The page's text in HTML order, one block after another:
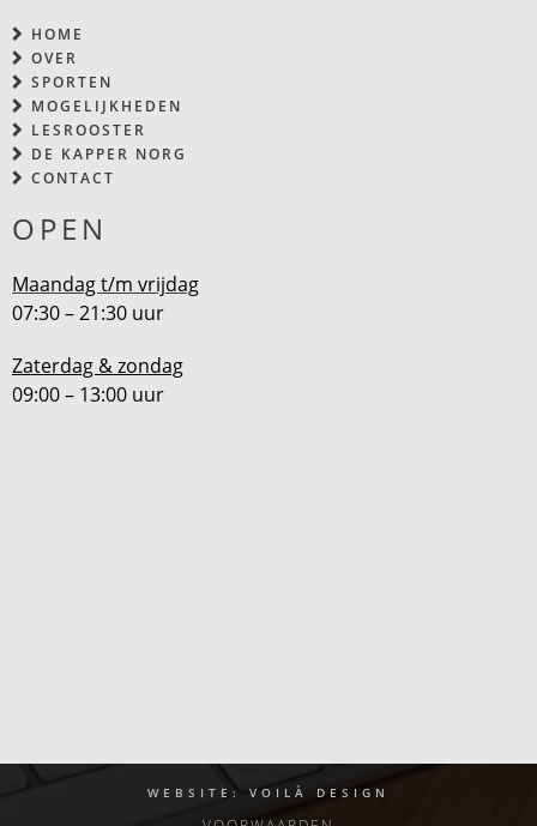
HOME
OVER
SPORTEN
MOGELIJKHEDEN
LESROOSTER
DE KAPPER NORG
CONTACT
OPEN
Maandag t/m vrijdag
07:30 – 21:30 uur
Zaterdag & zondag
09:00 – 13:00 uur
WEBSITE: VOILÀ DESIGN